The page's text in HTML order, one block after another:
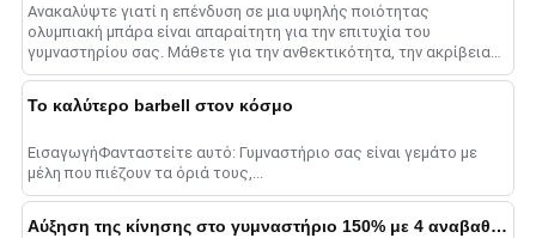
Ανακαλύψτε γιατί η επένδυση σε μια υψηλής ποιότητας
ολυμπιακή μπάρα είναι απαραίτητη για την επιτυχία του
γυμναστηρίου σας. Μάθετε για την ανθεκτικότητα, την ακρίβεια
και τη στρατηγική της επιχείρησης ......
Το καλύτερο barbell στον κόσμο
ΕισαγωγήΦανταστείτε αυτό: Γυμναστήριο σας είναι γεμάτο με
μέλη που πιέζουν τα όριά τους,...
Αύξηση της κίνησης στο γυμναστήριο 150% με 4 αναβαθμίσεις πάγκου Τύπου πάγκου